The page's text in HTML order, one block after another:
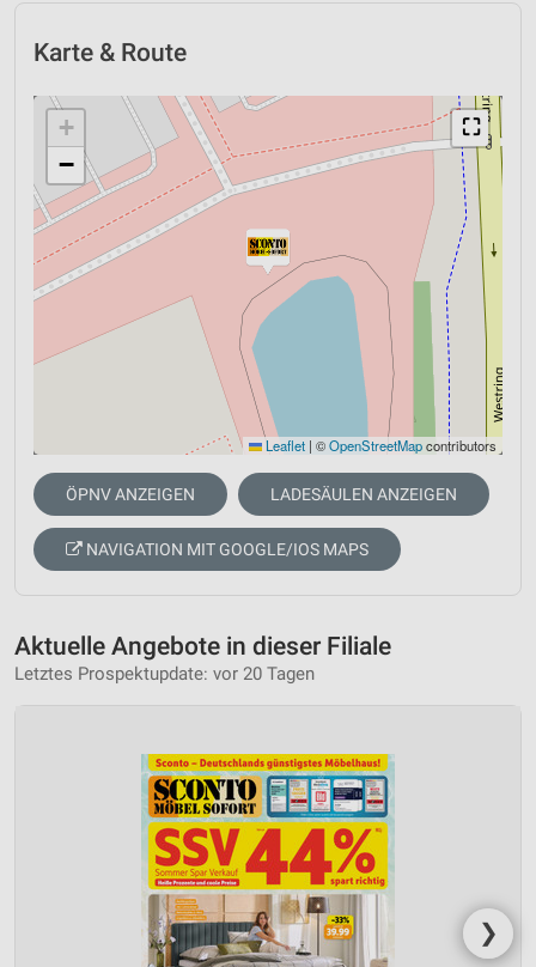
Karte & Route
⛶
+
−
Leaflet | ©OpenStreetMapcontributors
ÖPNV ANZEIGEN LADESÄULEN ANZEIGEN
NAVIGATION MIT GOOGLE/IOS MAPS
Aktuelle Angebote in dieser Filiale
Letztes Prospektupdate: vor 20 Tagen
❯